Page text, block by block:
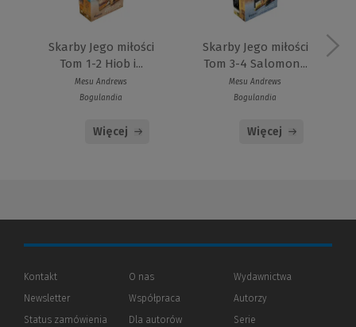
Skarby Jego miłości
Tom 1-2 Hiob i...
Mesu Andrews
Bogulandia
Więcej
Skarby Jego miłości
Tom 3-4 Salomon...
Mesu Andrews
Bogulandia
Więcej
Kontakt
Newsletter
Status zamówienia
O nas
Współpraca
Dla autorów(Nowe
(Link
Wydawnictwa
Autorzy
Serie